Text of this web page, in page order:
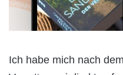
Ich habe mich nach